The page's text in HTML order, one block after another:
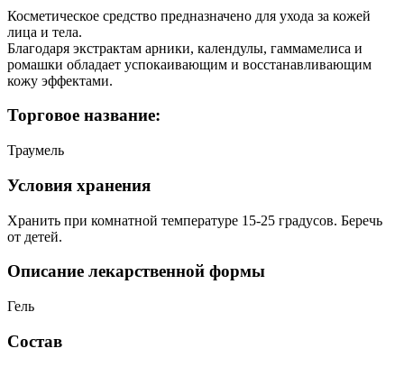
Косметическое средство предназначено для ухода за кожей
лица и тела.
Благодаря экстрактам арники, календулы, гаммамелиса и
ромашки обладает успокаивающим и восстанавливающим
кожу эффектами.
Торговое название:
Траумель
Условия хранения
Хранить при комнатной температуре 15-25 градусов. Беречь
от детей.
Описание лекарственной формы
Гель
Состав